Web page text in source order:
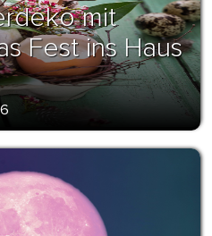
mit
Fest ins Haus